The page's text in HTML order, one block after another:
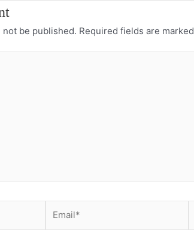
be published. Required fields are marked